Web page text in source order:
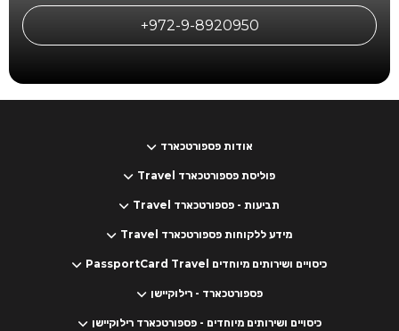
972-9-8920950+
אודות פספורטכארד
פוליסת פספורטכארד Travel
תביעות - פספורטכארד Travel
מידע ללקוחות פספורטכארד Travel
כיסויים ושירותים מיוחדים PassportCard Travel
פספורטכארד - רילוקיישן
כיסויים ושירותים מיוחדים - פספורטכארד רילוקיישן